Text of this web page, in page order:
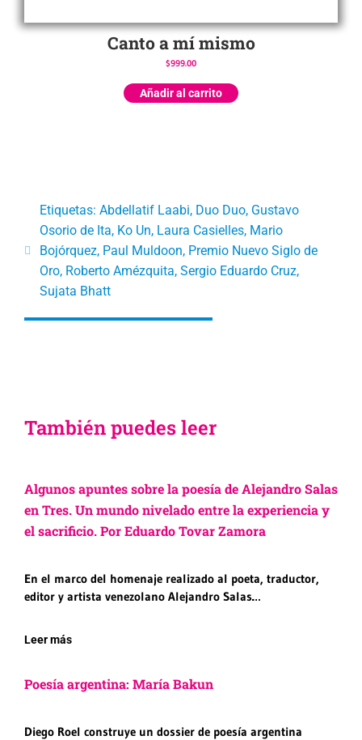
Canto a mí mismo
$999.00
Añadir al carrito
Etiquetas: Abdellatif Laabi, Duo Duo, Gustavo
Osorio de Ita, Ko Un, Laura Casielles, Mario
Bojórquez, Paul Muldoon, Premio Nuevo Siglo de
Oro, Roberto Amézquita, Sergio Eduardo Cruz,
Sujata Bhatt
También puedes leer
Algunos apuntes sobre la poesía de Alejandro Salas
en Tres. Un mundo nivelado entre la experiencia y
el sacrificio. Por Eduardo Tovar Zamora
En el marco del homenaje realizado al poeta, traductor,
editor y artista venezolano Alejandro Salas…
Leer más
Poesía argentina: María Bakun
Diego Roel construye un dossier de poesía argentina